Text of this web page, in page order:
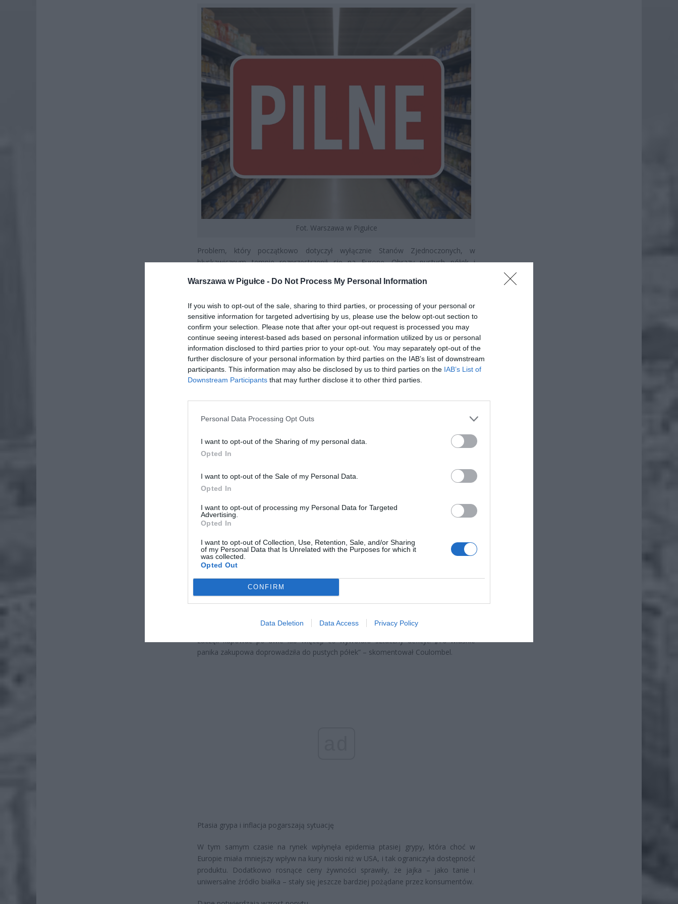
Warszawa w Pigułce - Do Not Process My Personal Information
If you wish to opt-out of the sale, sharing to third parties, or processing of your personal or
sensitive information for targeted advertising by us, please use the below opt-out section to
confirm your selection. Please note that after your opt-out request is processed you may
continue seeing interest-based ads based on personal information utilized by us or personal
information disclosed to third parties prior to your opt-out. You may separately opt-out of the
further disclosure of your personal information by third parties on the IAB’s list of downstream
participants. This information may also be disclosed by us to third parties on the IAB’s List of
Downstream Participants that may further disclose it to other third parties.
Personal Data Processing Opt Outs
I want to opt-out of the Sharing of my personal data.
Opted In
I want to opt-out of the Sale of my Personal Data.
Opted In
I want to opt-out of processing my Personal Data for Targeted
Advertising.
Opted In
I want to opt-out of Collection, Use, Retention, Sale, and/or Sharing
of my Personal Data that Is Unrelated with the Purposes for which it
was collected.
Opted Out
CONFIRM
Data Deletion Data Access Privacy Policy
Fot. Warszawa w Pigułce
Problem, który początkowo dotyczył wyłącznie Stanów Zjednoczonych, w
błyskawicznym tempie rozprzestrzenił się na Europę. Obrazy pustych półek i
domina również we francuskich sklepach.
ad
26-letni obywatel Ukrainy zaatakował zakonnicę i zerwał jej krzyż.
8 sierpnia 2026 15:40
rodziców dzieci do 3. roku życia
7 sierpnia 2026 19:29
Konsumencka panika pogłębia problem
W reakcji na niepokojące doniesienia, wielu francuskich klientów zaczęło gromadzić
zapasy jajek, co tylko pogłębiło kryzys. Loic Coulombel, wiceprzewodniczący
Komitetu Promocji Jajek (CNPO), wskazał, że konsumenci zamiast jednej paczki,
zaczęli kupować po dwie lub więcej, co wywołało sztuczny deficyt. „To właśnie
panika zakupowa doprowadziła do pustych półek” – skomentował Coulombel.
Ptasia grypa i inflacja pogarszają sytuację
W tym samym czasie na rynek wpłynęła epidemia ptasiej grypy, która choć w
Europie miała mniejszy wpływ na kury nioski niż w USA, i tak ograniczyła dostępność
produktu. Dodatkowo rosnące ceny żywności sprawiły, że jajka – jako tanie i
uniwersalne źródło białka – stały się jeszcze bardziej pożądane przez konsumentów.